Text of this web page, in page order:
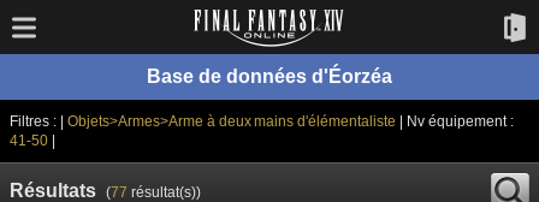
Base de données d'Éorzéa
Filtres : | Objets>Armes>Arme à deux mains d'élémentaliste
| Nv équipement :
41-50|
Résultats (77 résultat(s))